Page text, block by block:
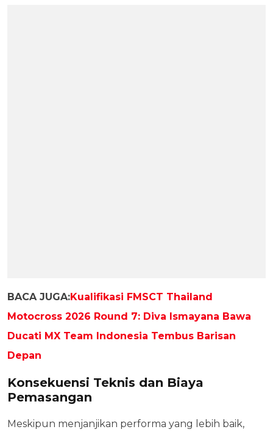
BACA JUGA:Kualifikasi FMSCT Thailand
Motocross 2026 Round 7: Diva Ismayana Bawa
Ducati MX Team Indonesia Tembus Barisan
Depan
Konsekuensi Teknis dan Biaya
Pemasangan
Meskipun menjanjikan performa yang lebih baik,